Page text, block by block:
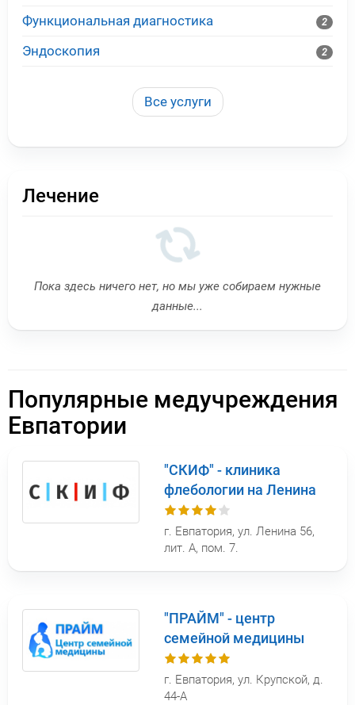
Функциональная диагностика 2
Эндоскопия 2
Все услуги
Лечение
Пока здесь ничего нет, но мы уже собираем нужные
данные...
Популярные медучреждения
Евпатории
"СКИФ" - клиника
флебологии на Ленина
г. Евпатория, ул. Ленина 56,
лит. А, пом. 7.
"ПРАЙМ" - центр
семейной медицины
г. Евпатория, ул. Крупской, д.
44-А